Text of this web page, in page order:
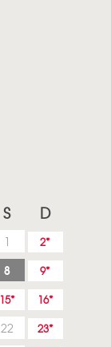
S D
1 2
8 9
15 16
22 23